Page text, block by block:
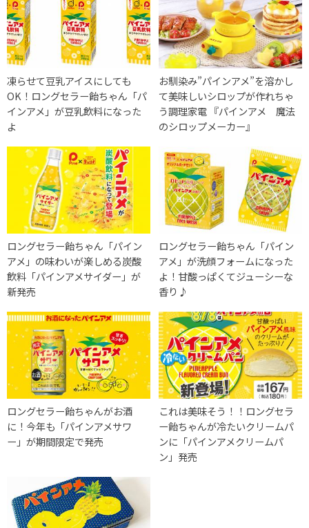
凍らせて豆乳アイスにしても
OK！ロングセラー飴ちゃん「パ
インアメ」が豆乳飲料になった
よ
お馴染み”パインアメ”を溶かし
て美味しいシロップが作れちゃ
う調理家電 『パインアメ 魔法
のシロップメーカー』
ロングセラー飴ちゃん「パイン
アメ」の味わいが楽しめる炭酸
飲料「パインアメサイダー」が
新発売
ロングセラー飴ちゃん「パイン
アメ」が洗顔フォームになった
よ！甘酸っぱくてジューシーな
香り♪
ロングセラー飴ちゃんがお酒
に！今年も「パインアメサワ
ー」が期間限定で発売
これは美味そう！！ロングセラ
ー飴ちゃんが冷たいクリームパ
ンに「パインアメクリームパ
ン」発売